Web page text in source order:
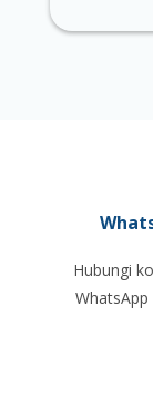
Hubungi